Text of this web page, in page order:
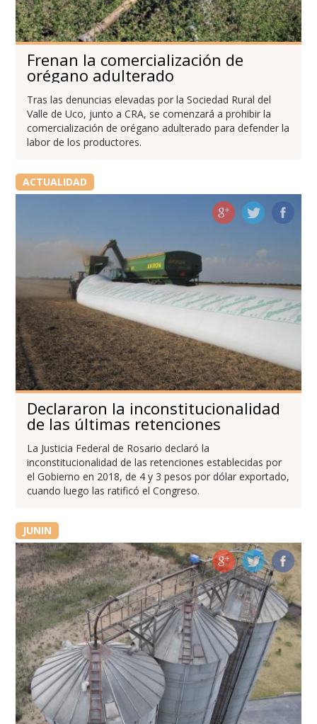
Frenan la comercialización de
orégano adulterado
Tras las denuncias elevadas por la Sociedad Rural del
Valle de Uco, junto a CRA, se comenzará a prohibir la
comercialización de orégano adulterado para defender la
labor de los productores.
ACTUALIDAD
Declararon la inconstitucionalidad
de las últimas retenciones
La Justicia Federal de Rosario declaró la
inconstitucionalidad de las retenciones establecidas por
el Gobierno en 2018, de 4 y 3 pesos por dólar exportado,
cuando luego las ratificó el Congreso.
JUNIN